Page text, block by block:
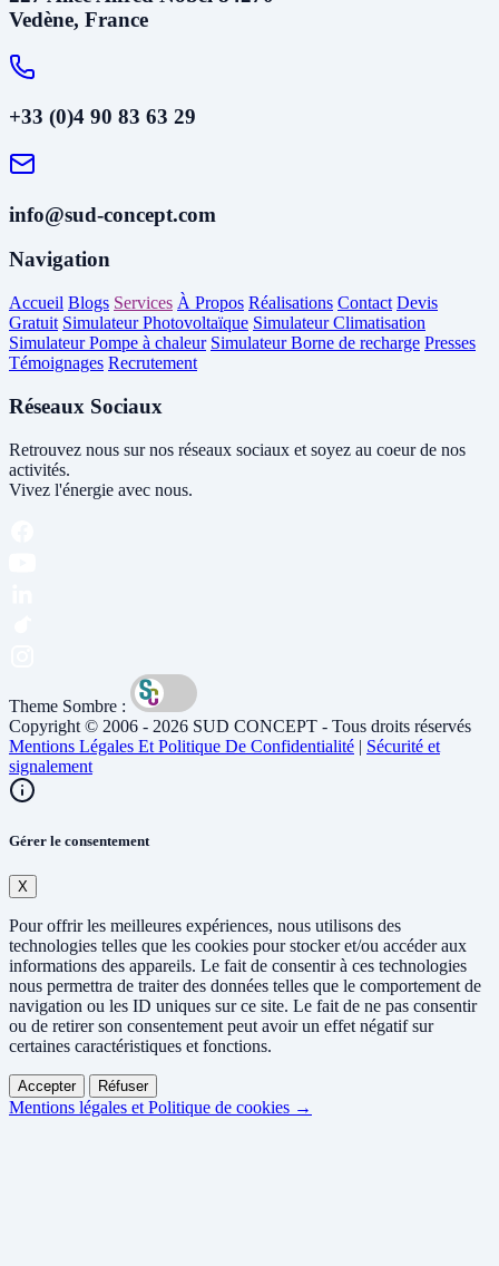
Vedène, France
+33 (0)4 90 83 63 29
info@sud-concept.com
Navigation
Accueil Blogs Services À Propos Réalisations Contact Devis
Gratuit Simulateur Photovoltaïque Simulateur Climatisation
Simulateur Pompe à chaleur Simulateur Borne de recharge Presses
Témoignages Recrutement
Réseaux Sociaux
Retrouvez nous sur nos réseaux sociaux et soyez au coeur de nos
activités.
Vivez l'énergie avec nous.
Theme Sombre :
Copyright © 2006 - 2026 SUD CONCEPT - Tous droits réservés
Mentions Légales Et Politique De Confidentialité | Sécurité et
signalement
Gérer le consentement
X
Pour offrir les meilleures expériences, nous utilisons des
technologies telles que les cookies pour stocker et/ou accéder aux
informations des appareils. Le fait de consentir à ces technologies
nous permettra de traiter des données telles que le comportement de
navigation ou les ID uniques sur ce site. Le fait de ne pas consentir
ou de retirer son consentement peut avoir un effet négatif sur
certaines caractéristiques et fonctions.
Accepter Réfuser
Mentions légales et Politique de cookies →